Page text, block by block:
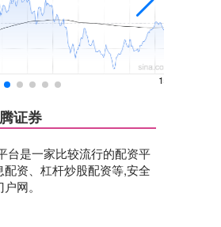
证券
台是一家比较流行的配资平
资、杠杆炒股配资等,安全
网。